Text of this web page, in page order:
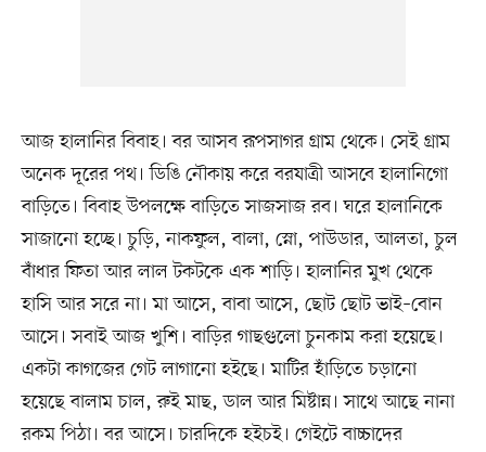
আজ হালানির বিবাহ। বর আসব রূপসাগর গ্রাম থেকে। সেই গ্রাম
অনেক দূরের পথ। ডিঙি নৌকায় করে বরযাত্রী আসবে হালানিগো
বাড়িতে। বিবাহ উপলক্ষে বাড়িতে সাজসাজ রব। ঘরে হালানিকে
সাজানো হচ্ছে। চুড়ি, নাকফুল, বালা, স্নো, পাউডার, আলতা, চুল
বাঁধার ফিতা আর লাল টকটকে এক শাড়ি। হালানির মুখ থেকে
হাসি আর সরে না। মা আসে, বাবা আসে, ছোট ছোট ভাই–বোন
আসে। সবাই আজ খুশি। বাড়ির গাছগুলো চুনকাম করা হয়েছে।
একটা কাগজের গেট লাগানো হইছে। মাটির হাঁড়িতে চড়ানো
হয়েছে বালাম চাল, রুই মাছ, ডাল আর মিষ্টান্ন। সাথে আছে নানা
রকম পিঠা। বর আসে। চারদিকে হইচই। গেইটে বাচ্চাদের